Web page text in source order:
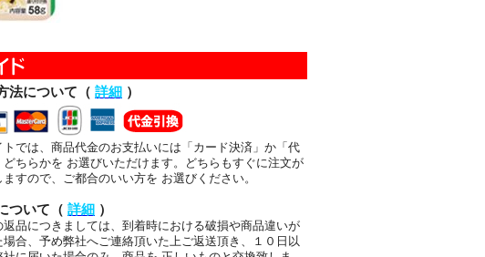
法について（ 詳細 ）
トでは、商品代金のお支払いには「カード決済」か「代
どちらかを お選びいただけます。どちらもすぐに注文が
ますので、ご都合のいい方を お選びください。
ついて（ 詳細 ）
返品につきましては、到着時における破損や商品違いが
場合、予め弊社へご連絡頂いた上ご返送頂き、１０日以